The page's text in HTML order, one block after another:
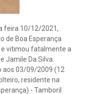
feira 10/12/2021,
de Boa Esperança
vitimou fatalmente a
Jamile Da Silva
aos 03/09/2009 (12
residente na
- Tamboril.